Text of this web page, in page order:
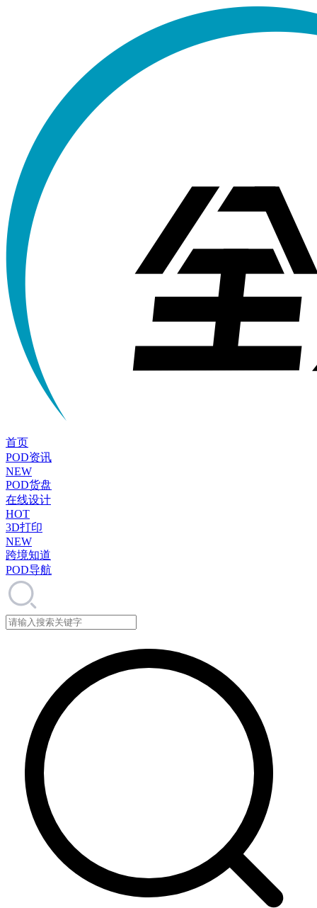
首页
POD资讯
NEW
POD货盘
在线设计
HOT
3D打印
NEW
跨境知道
POD导航